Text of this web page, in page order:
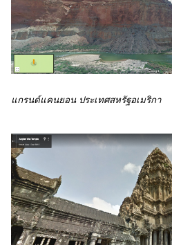
แกรนด์แคนยอน ประเทศสหรัฐอเมริกา